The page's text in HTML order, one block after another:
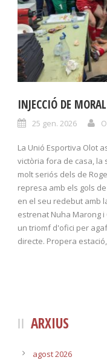
INJECCIÓ DE
25 gen. 2026
La Unió Esportiva Olot
victòria fora de casa, la
molt seriós dels de
represa amb els gols
en el seu redebut amb
estrenat Nuha Marong
un triomf d'ofici per
directe. Propera
ARXIUS
agost 2026